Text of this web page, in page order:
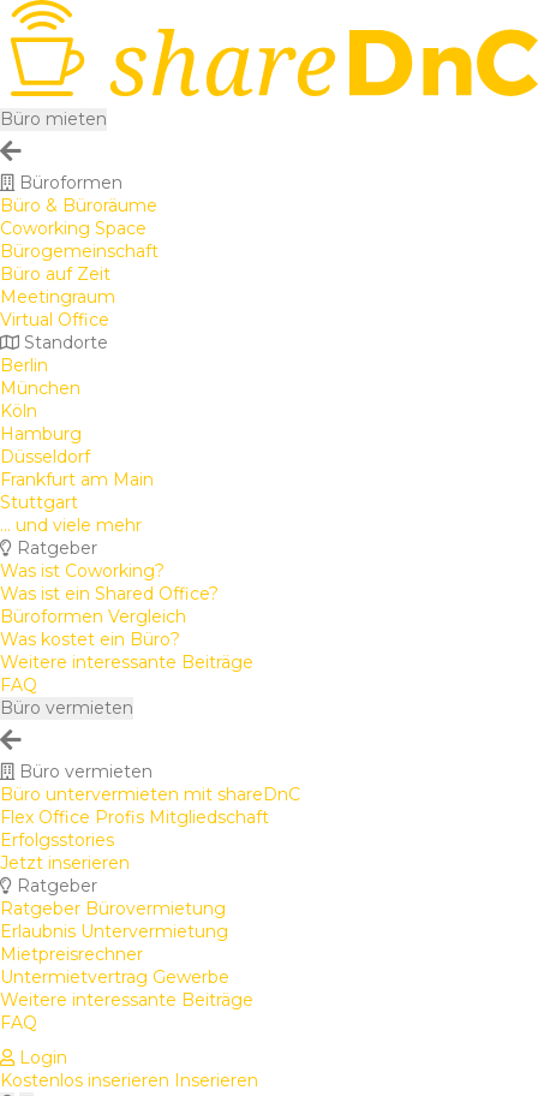
Büro mieten
Büroformen
Büro & Büroräume
Coworking Space
Bürogemeinschaft
Büro auf Zeit
Meetingraum
Virtual Office
Standorte
Berlin
München
Köln
Hamburg
Düsseldorf
Frankfurt am Main
Stuttgart
... und viele mehr
Ratgeber
Was ist Coworking?
Was ist ein Shared Office?
Büroformen Vergleich
Was kostet ein Büro?
Weitere interessante Beiträge
FAQ
Büro vermieten
Büro vermieten
Büro untervermieten mit shareDnC
Flex Office Profis Mitgliedschaft
Erfolgsstories
Jetzt inserieren
Ratgeber
Ratgeber Bürovermietung
Erlaubnis Untervermietung
Mietpreisrechner
Untermietvertrag Gewerbe
Weitere interessante Beiträge
FAQ
Login
Kostenlos inserieren Inserieren